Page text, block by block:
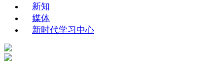
新知
媒体
新时代学习中心